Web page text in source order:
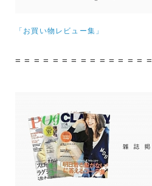
「お買い物レビュー集」
= = = = = = = = = = = = = = =